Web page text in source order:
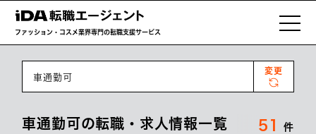
ファッション・コスメ業界専門の転職支援サービス
車通勤可
変更
車通勤可の転職・求人情報一覧 51 件